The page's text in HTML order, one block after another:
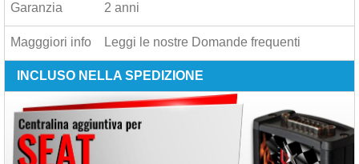
Garanzia 2 anni
Magggiori info Leggi le nostre Domande frequenti
INCLUSO NELLA SPEDIZIONE